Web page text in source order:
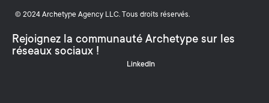
© 2024 Archetype Agency LLC. Tous droits réservés.
Rejoignez la communauté Archetype sur les
réseaux sociaux !
LinkedIn